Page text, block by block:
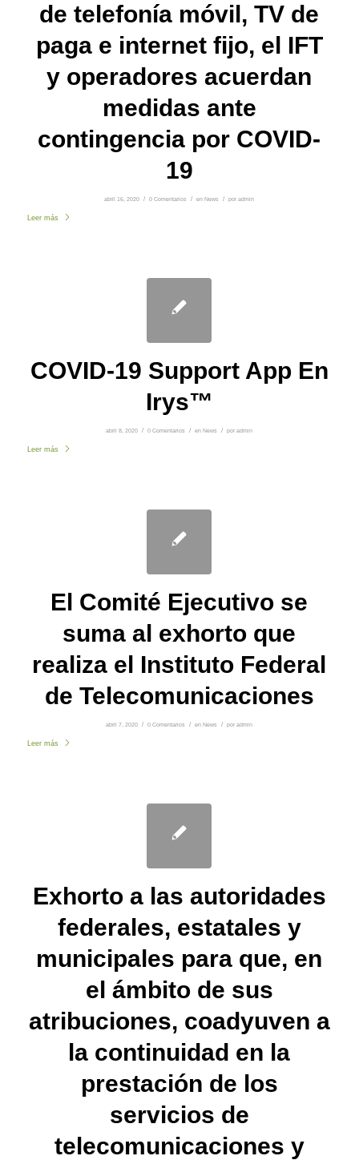
de telefonía móvil, TV de
paga e internet fijo, el IFT
y operadores acuerdan
medidas ante
contingencia por COVID-
19
abril 16, 2020 / 0 Comentarios / enNews / poradmin
Leer más
COVID-19 Support App En
Irys™
abril 8, 2020 / 0 Comentarios / enNews / poradmin
Leer más
El Comité Ejecutivo se
suma al exhorto que
realiza el Instituto Federal
de Telecomunicaciones
abril 7, 2020 / 0 Comentarios / enNews / poradmin
Leer más
Exhorto a las autoridades
federales, estatales y
municipales para que, en
el ámbito de sus
atribuciones, coadyuven a
la continuidad en la
prestación de los
servicios de
telecomunicaciones y